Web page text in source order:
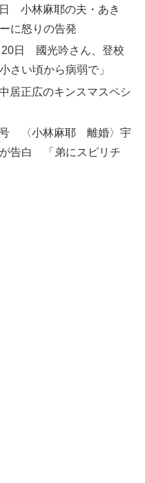
小林麻耶の夫・あき
に怒りの告発
日 國光吟さん、登校
さい頃から病弱で」
正広のキンスマスペシ
〈小林麻耶 離婚〉宇
告白 「弟にスピリチ